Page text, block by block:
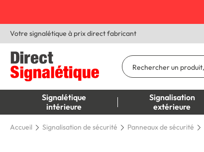
Votre signalétique à prix direct fabricant
Signalétique
intérieure
Signalisation
extérieure
Accueil Signalisation de sécurité Panneaux de sécurité